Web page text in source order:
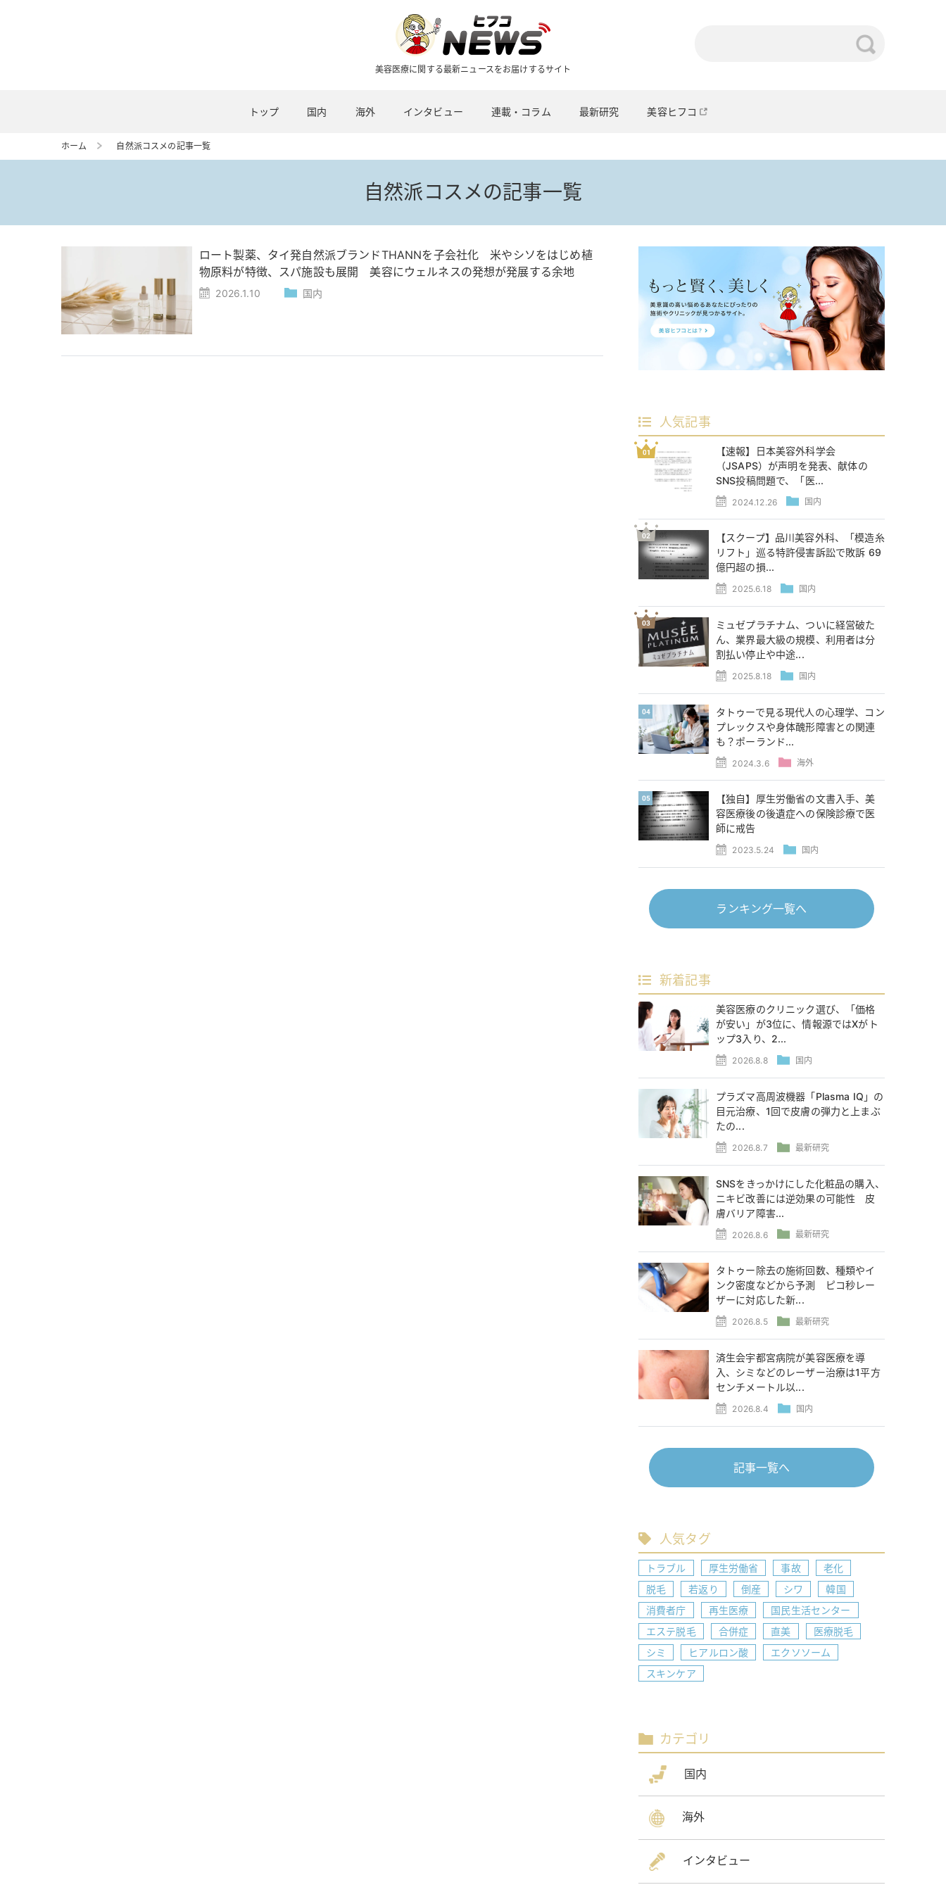
美容医療に関する最新ニュースをお届けするサイト
トップ 国内 海外 インタビュー 連載・コラム 最新研究 美容ヒフコ
ホーム 自然派コスメの記事一覧
自然派コスメの記事一覧
ロート製薬、タイ発自然派ブランドTHANNを子会社化 米やシソをはじめ植
物原料が特徴、スパ施設も展開 美容にウェルネスの発想が発展する余地
2026.1.10 国内
人気記事
【速報】日本美容外科学会
（JSAPS）が声明を発表、献体の
SNS投稿問題で、「医...
2024.12.26 国内
【スクープ】品川美容外科、「模造糸
リフト」巡る特許侵害訴訟で敗訴 69
億円超の損...
2025.6.18 国内
ミュゼプラチナム、ついに経営破た
ん、業界最大級の規模、利用者は分
割払い停止や中途...
2025.8.18 国内
タトゥーで見る現代人の心理学、コン
プレックスや身体醜形障害との関連
も？ポーランド...
2024.3.6 海外
【独自】厚生労働省の文書入手、美
容医療後の後遺症への保険診療で医
師に戒告
2023.5.24 国内
ランキング一覧へ
新着記事
美容医療のクリニック選び、「価格
が安い」が3位に、情報源ではXがト
ップ3入り、2...
2026.8.8 国内
プラズマ高周波機器「Plasma IQ」の
目元治療、1回で皮膚の弾力と上まぶ
たの...
2026.8.7 最新研究
SNSをきっかけにした化粧品の購入、
ニキビ改善には逆効果の可能性 皮
膚バリア障害...
2026.8.6 最新研究
タトゥー除去の施術回数、種類やイ
ンク密度などから予測 ピコ秒レー
ザーに対応した新...
2026.8.5 最新研究
済生会宇都宮病院が美容医療を導
入、シミなどのレーザー治療は1平方
センチメートル以...
2026.8.4 国内
記事一覧へ
人気タグ
トラブル 厚生労働省 事故
老化
脱毛
若返り 倒産 シワ
韓国
消費者庁
再生医療
国民生活センター
エステ脱毛
合併症 直美
医療脱毛
シミ
ヒアルロン酸
エクソソーム
スキンケア
カテゴリ
国内
海外
インタビュー